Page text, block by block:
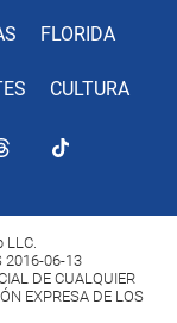
FLORIDA
CULTURA
LLC.
2016-06-13
DE CUALQUIER
EXPRESA DE LOS